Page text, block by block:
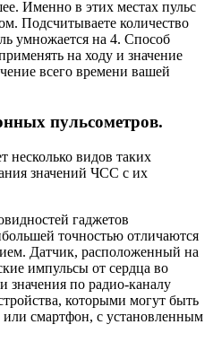
Именно в этих местах пульс
Подсчитываете количество
умножается на 4. Способ
на ходу и значение
всего времени вашей
пульсометров.
несколько видов таких
значений ЧСС с их
гаджетов
точностью отличаются
Датчик, расположенный на
импульсы от сердца во
значения по радио-каналу
которыми могут быть
смартфон, с установленным